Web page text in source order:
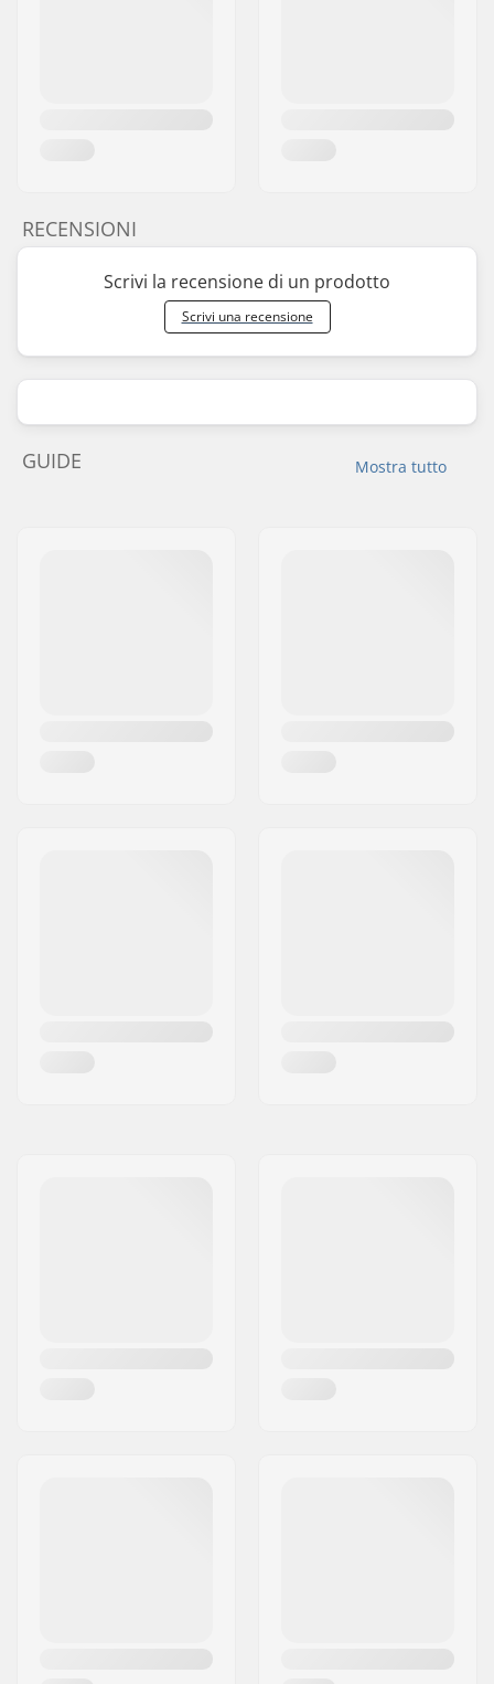
RECENSIONI
Scrivi la recensione di un prodotto
Scrivi una recensione
Mostra tutto
GUIDE